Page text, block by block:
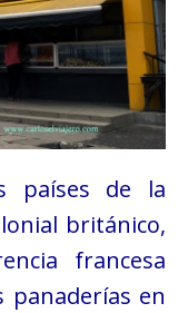
países de la
británico,
francesa
panaderías en